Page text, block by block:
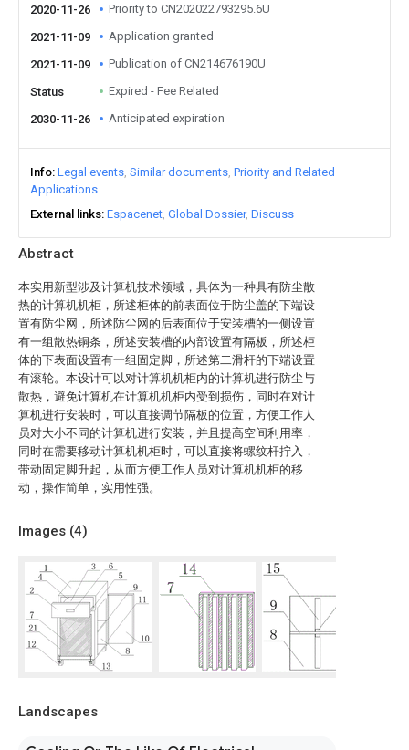
Abstract
本实用新型涉及计算机技术领域，具体为一种具有防尘散
热的计算机机柜，所述柜体的前表面位于防尘盖的下端设
置有防尘网，所述防尘网的后表面位于安装槽的一侧设置
有一组散热铜条，所述安装槽的内部设置有隔板，所述柜
体的下表面设置有一组固定脚，所述第二滑杆的下端设置
有滚轮。本设计可以对计算机机柜内的计算机进行防尘与
散热，避免计算机在计算机机柜内受到损伤，同时在对计
算机进行安装时，可以直接调节隔板的位置，方便工作人
员对大小不同的计算机进行安装，并且提高空间利用率，
同时在需要移动计算机机柜时，可以直接将螺纹杆拧入，
带动固定脚升起，从而方便工作人员对计算机机柜的移
动，操作简单，实用性强。
Images (4)
Landscapes
2020-11-26
Priority to CN202022793295.6U
2021-11-09 Application granted
2021-11-09 Publication of CN214676190U
Status Expired - Fee Related
2030-11-26 Anticipated expiration
Info Legal events Similar documents Priority and Related
Applications
External links Espacenet Global Dossier Discuss